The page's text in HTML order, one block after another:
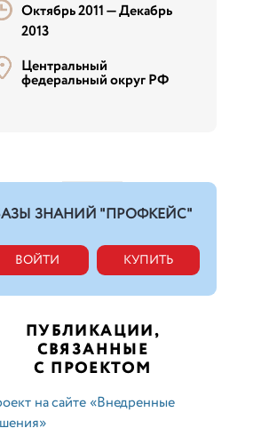
Октябрь 2011 —Декабрь
2013
Центральный
федеральный округ РФ
ЗНАНИЙ "ПРОФКЕЙС"
ВОЙТИ КУПИТЬ
ПУБЛИКАЦИИ,
СВЯЗАННЫЕ
С ПРОЕКТОМ
на сайте «Внедренные